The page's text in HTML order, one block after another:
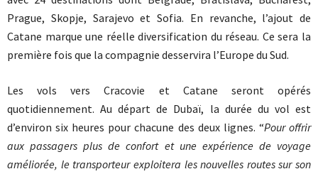
Prague, Skopje, Sarajevo et Sofia. En revanche, l’ajout de
Catane marque une réelle diversification du réseau. Ce sera la
première fois que la compagnie desservira l’Europe du Sud.
Les vols vers Cracovie et Catane seront opérés
quotidiennement. Au départ de Dubaï, la durée du vol est
d’environ six heures pour chacune des deux lignes. “Pour offrir
aux passagers plus de confort et une expérience de voyage
améliorée, le transporteur exploitera les nouvelles routes sur son